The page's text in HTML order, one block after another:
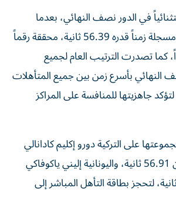
في الدور نصف النهائي، بعدما
تصدرت مجموعتها مسجلة زمناً قدره 56.39 ثانية، محققة رقماً
كما تصدرت الترتيب العام لجميع
بأسرع زمن بين جميع المتأهلات
جاهزيتها للمنافسة على المراكز
على التركية دورو إكليم كادانالي
التي حلت ثانية بزمن 56.91 ثانية، واليونانية إليني ياكوفاكي
بزمن 57.10 ثانية، لتحجز بطاقة التأهل المباشر إلى